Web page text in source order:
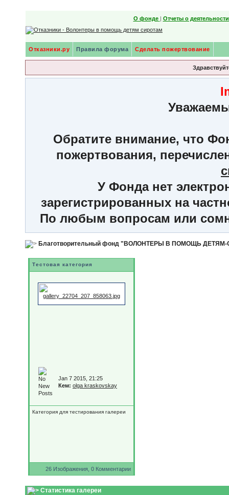
О фонде | Отчеты о
Отказники.ру Правила форума Сделать пожертвование
Обратите внимание, что
пожертвования,
У Фонда нет
зарегистрированных на
По любым вопросам или
Благотворительный фонд "ВОЛОНТЕРЫ В ПОМОЩЬ
Тестовая категория
Jan 7 2015, 21:25
Кем: olga kraskovskay
Категория для тестирования галереи
26 Изображения, 0 Комментарии
Статистика галереи